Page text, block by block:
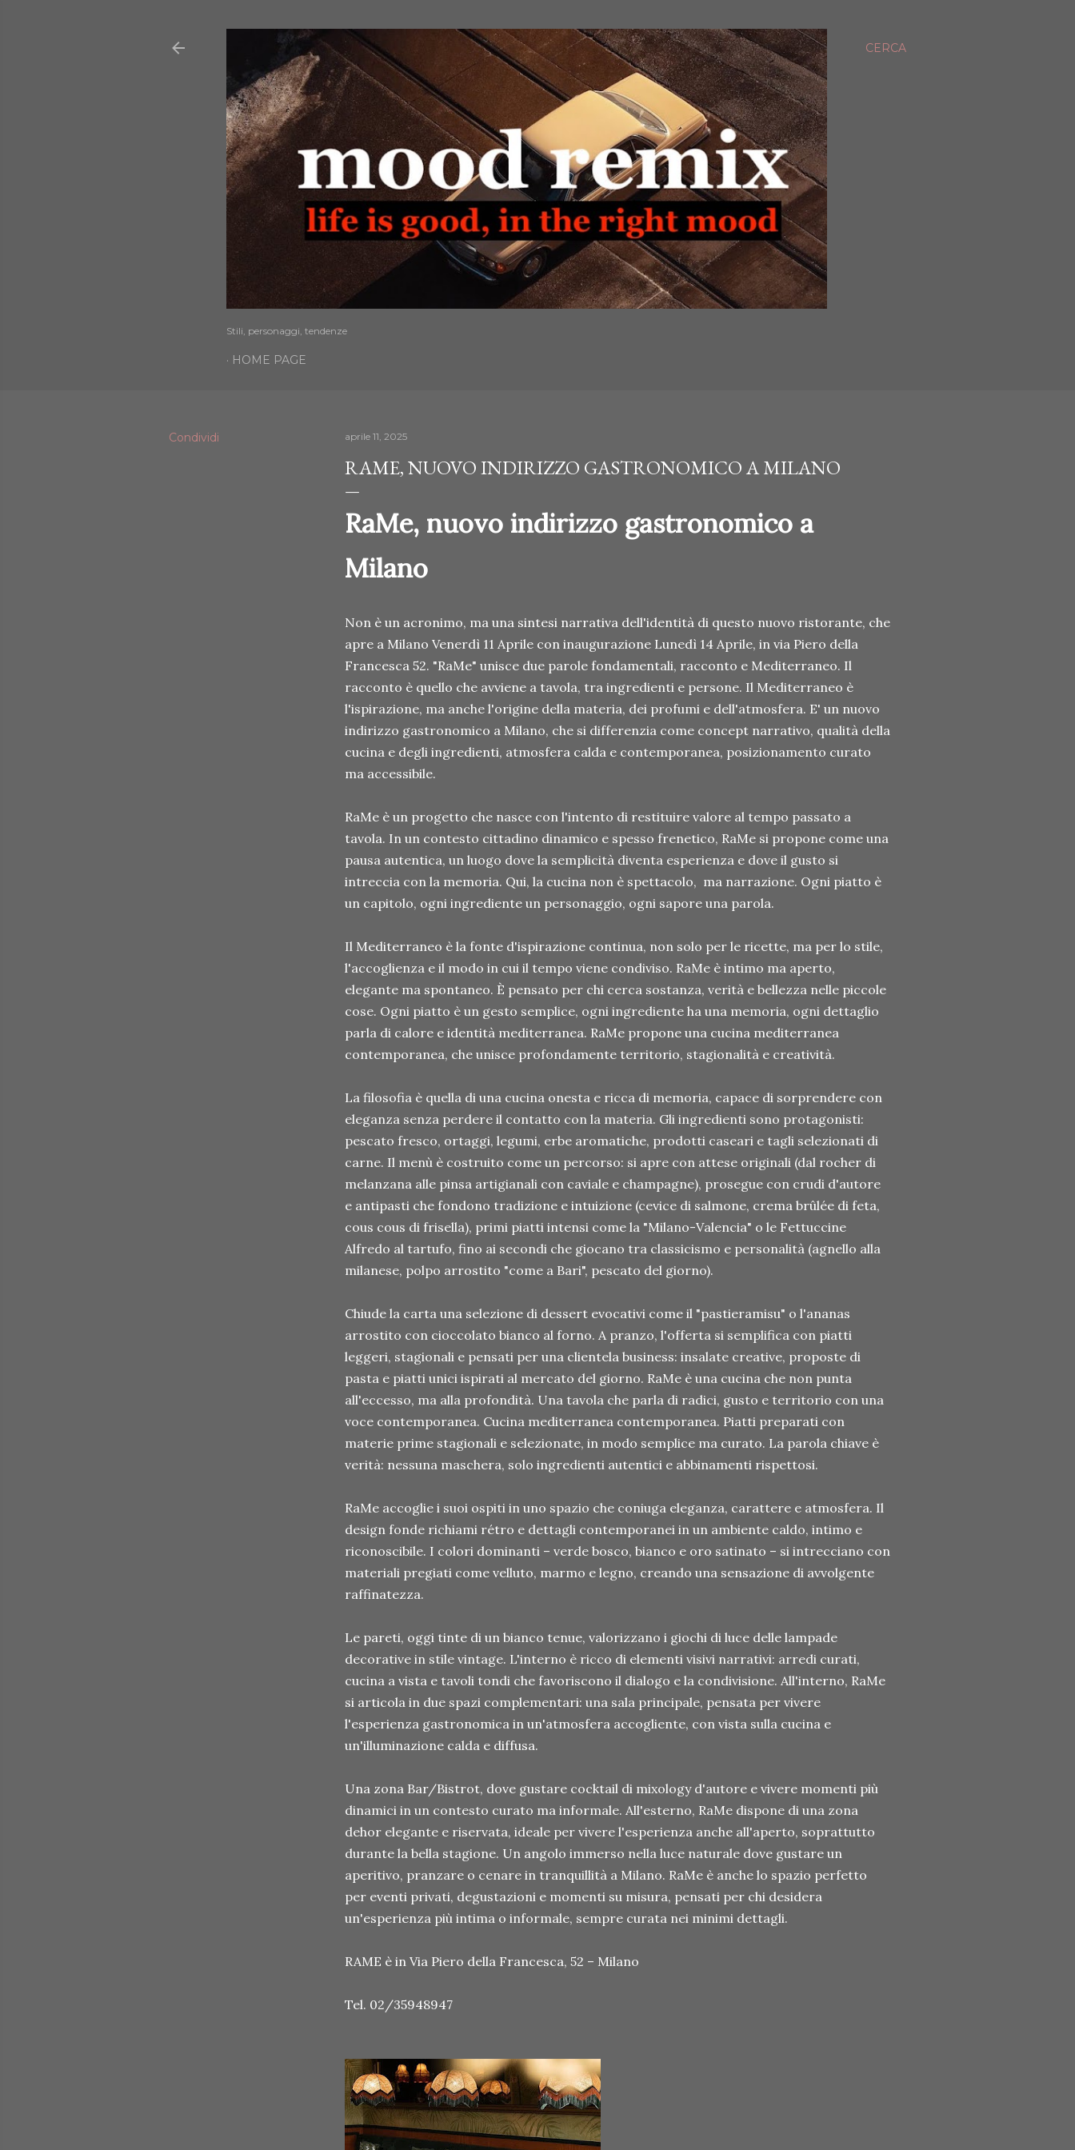
CERCA
Stili, personaggi, tendenze
HOME PAGE
Condividi aprile 11, 2025
RAME, NUOVO INDIRIZZO GASTRONOMICO A MILANO
RaMe, nuovo indirizzo gastronomico a
Milano
Non è un acronimo, ma una sintesi narrativa dell'identità di questo nuovo ristorante, che
apre a Milano Venerdì 11 Aprile con inaugurazione Lunedì 14 Aprile, in via Piero della
Francesca 52. "RaMe" unisce due parole fondamentali, racconto e Mediterraneo. Il
racconto è quello che avviene a tavola, tra ingredienti e persone. Il Mediterraneo è
l'ispirazione, ma anche l'origine della materia, dei profumi e dell'atmosfera. E' un nuovo
indirizzo gastronomico a Milano, che si differenzia come concept narrativo, qualità della
cucina e degli ingredienti, atmosfera calda e contemporanea, posizionamento curato
ma accessibile.
RaMe è un progetto che nasce con l'intento di restituire valore al tempo passato a
tavola. In un contesto cittadino dinamico e spesso frenetico, RaMe si propone come una
pausa autentica, un luogo dove la semplicità diventa esperienza e dove il gusto si
intreccia con la memoria. Qui, la cucina non è spettacolo, ma narrazione. Ogni piatto è
un capitolo, ogni ingrediente un personaggio, ogni sapore una parola.
Il Mediterraneo è la fonte d'ispirazione continua, non solo per le ricette, ma per lo stile,
l'accoglienza e il modo in cui il tempo viene condiviso. RaMe è intimo ma aperto,
elegante ma spontaneo. È pensato per chi cerca sostanza, verità e bellezza nelle piccole
cose. Ogni piatto è un gesto semplice, ogni ingrediente ha una memoria, ogni dettaglio
parla di calore e identità mediterranea. RaMe propone una cucina mediterranea
contemporanea, che unisce profondamente territorio, stagionalità e creatività.
La filosofia è quella di una cucina onesta e ricca di memoria, capace di sorprendere con
eleganza senza perdere il contatto con la materia. Gli ingredienti sono protagonisti:
pescato fresco, ortaggi, legumi, erbe aromatiche, prodotti caseari e tagli selezionati di
carne. Il menù è costruito come un percorso: si apre con attese originali (dal rocher di
melanzana alle pinsa artigianali con caviale e champagne), prosegue con crudi d'autore
e antipasti che fondono tradizione e intuizione (cevice di salmone, crema brûlée di feta,
cous cous di frisella), primi piatti intensi come la "Milano-Valencia" o le Fettuccine
Alfredo al tartufo, fino ai secondi che giocano tra classicismo e personalità (agnello alla
milanese, polpo arrostito "come a Bari", pescato del giorno).
Chiude la carta una selezione di dessert evocativi come il "pastieramisu" o l'ananas
arrostito con cioccolato bianco al forno. A pranzo, l'offerta si semplifica con piatti
leggeri, stagionali e pensati per una clientela business: insalate creative, proposte di
pasta e piatti unici ispirati al mercato del giorno. RaMe è una cucina che non punta
all'eccesso, ma alla profondità. Una tavola che parla di radici, gusto e territorio con una
voce contemporanea. Cucina mediterranea contemporanea. Piatti preparati con
materie prime stagionali e selezionate, in modo semplice ma curato. La parola chiave è
verità: nessuna maschera, solo ingredienti autentici e abbinamenti rispettosi.
RaMe accoglie i suoi ospiti in uno spazio che coniuga eleganza, carattere e atmosfera. Il
design fonde richiami rétro e dettagli contemporanei in un ambiente caldo, intimo e
riconoscibile. I colori dominanti – verde bosco, bianco e oro satinato – si intrecciano con
materiali pregiati come velluto, marmo e legno, creando una sensazione di avvolgente
raffinatezza.
Le pareti, oggi tinte di un bianco tenue, valorizzano i giochi di luce delle lampade
decorative in stile vintage. L'interno è ricco di elementi visivi narrativi: arredi curati,
cucina a vista e tavoli tondi che favoriscono il dialogo e la condivisione. All'interno, RaMe
si articola in due spazi complementari: una sala principale, pensata per vivere
l'esperienza gastronomica in un'atmosfera accogliente, con vista sulla cucina e
un'illuminazione calda e diffusa.
Una zona Bar/Bistrot, dove gustare cocktail di mixology d'autore e vivere momenti più
dinamici in un contesto curato ma informale. All'esterno, RaMe dispone di una zona
dehor elegante e riservata, ideale per vivere l'esperienza anche all'aperto, soprattutto
durante la bella stagione. Un angolo immerso nella luce naturale dove gustare un
aperitivo, pranzare o cenare in tranquillità a Milano. RaMe è anche lo spazio perfetto
per eventi privati, degustazioni e momenti su misura, pensati per chi desidera
un'esperienza più intima o informale, sempre curata nei minimi dettagli.
RAME è in Via Piero della Francesca, 52 – Milano
Tel. 02/35948947